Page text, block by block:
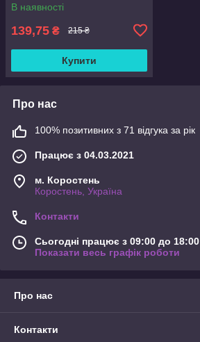
В наявності
139,75 ₴ 215 ₴
Купити
Про нас
100% позитивних з 71 відгука за рік
Працює з 04.03.2021
м. Коростень
Коростень, Україна
Контакти
Сьогодні працює з 09:00 до 18:00
Показати весь графік роботи
Про нас
Контакти